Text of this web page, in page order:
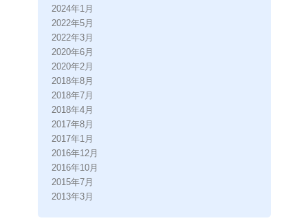
2024年1月
2022年5月
2022年3月
2020年6月
2020年2月
2018年8月
2018年7月
2018年4月
2017年8月
2017年1月
2016年12月
2016年10月
2015年7月
2013年3月